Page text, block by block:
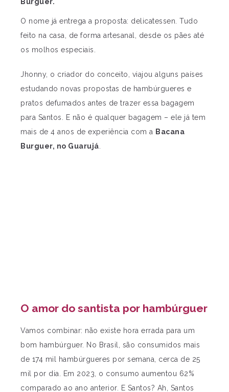
O nome já entrega a proposta: delicatessen. Tudo
feito na casa, de forma artesanal, desde os pães até
os molhos especiais.
Jhonny, o criador do conceito, viajou alguns países
estudando novas propostas de hambúrgueres e
pratos defumados antes de trazer essa bagagem
para Santos. E não é qualquer bagagem – ele já tem
mais de 4 anos de experiência com a Bacana
Burguer, no Guarujá
O amor do santista por hambúrguer
Vamos combinar: não existe hora errada para um
bom hambúrguer. No Brasil, são consumidos mais
de 174 mil hambúrgueres por semana, cerca de 25
mil por dia. Em 2023, o consumo aumentou 62%
comparado ao ano anterior. E Santos? Ah, Santos